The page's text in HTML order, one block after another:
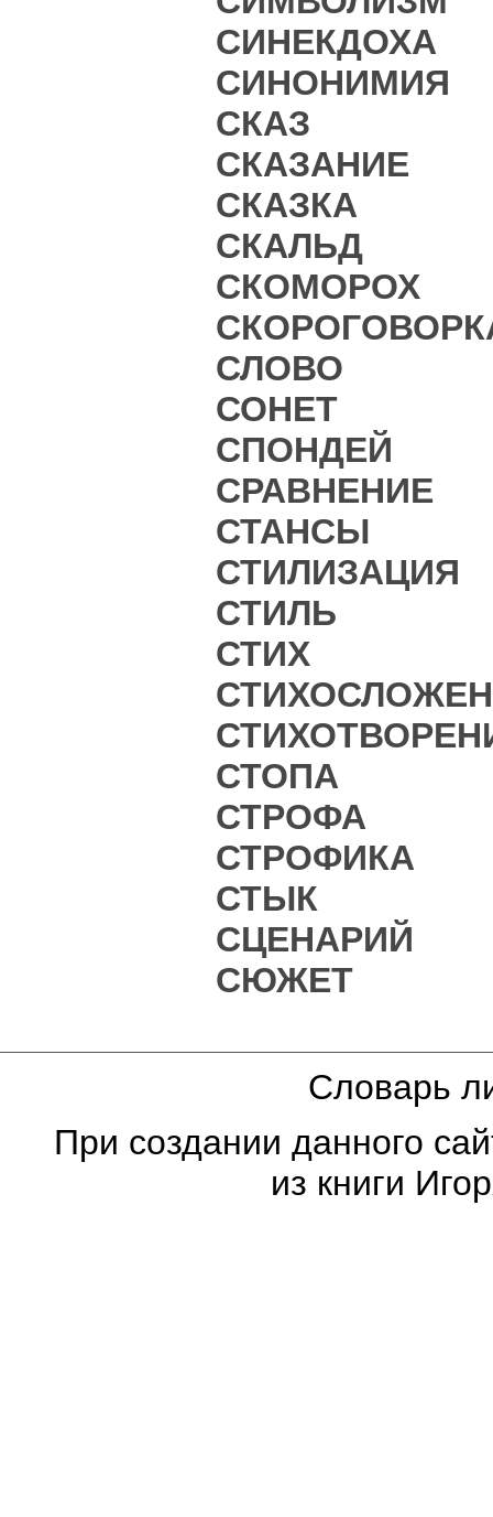
СИНЕКДОХА
СИНОНИМИЯ
СКАЗ
СКАЗАНИЕ
СКАЗКА
СКАЛЬД
СКОМОРОХ
СЛОВО
СОНЕТ
СПОНДЕЙ
СРАВНЕНИЕ
СТАНСЫ
СТИЛИЗАЦИЯ
СТИЛЬ
СТИХ
СТОПА
СТРОФА
СТРОФИКА
СТЫК
СЦЕНАРИЙ
СЮЖЕТ
Словарь
При создании данного
из книги